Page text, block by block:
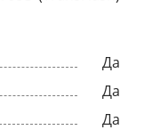
Да
Да
Да